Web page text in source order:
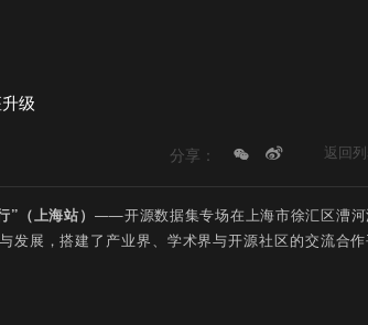
级
分享： 返回
”（上海站） ——开源数据集专场在上海市徐汇区漕河
发展，搭建了产业界、学术界与开源社区的交流合